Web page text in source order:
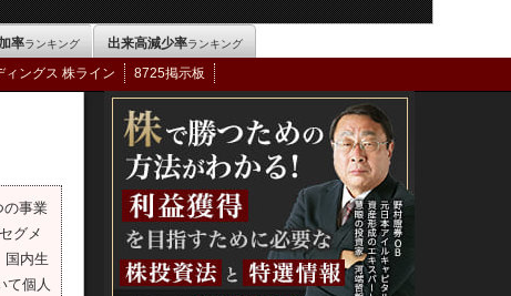
率ランキング 出来高減少率ランキング
ングス 株ライン 8725掲示板
の事業
グメ
国内生
て個人